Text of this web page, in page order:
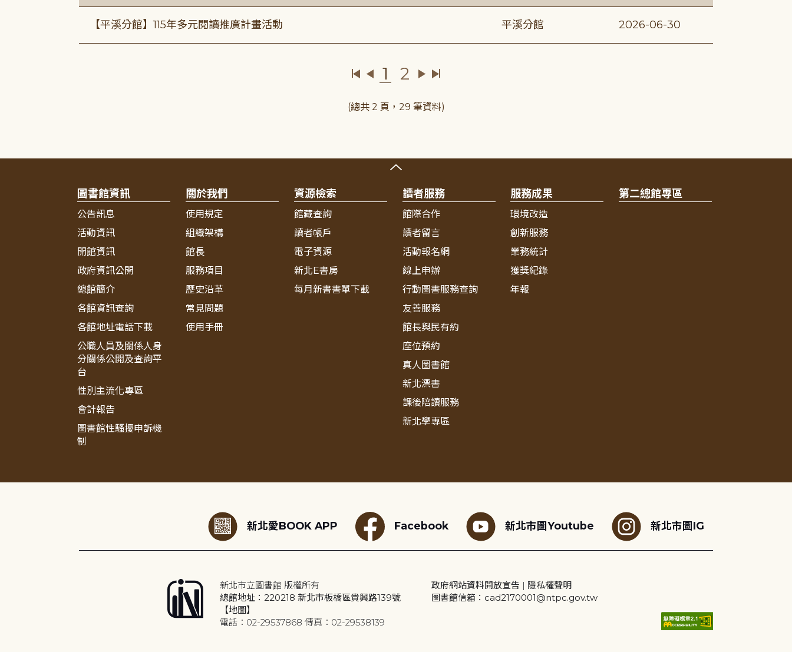
【平溪分館】115年多元閱讀推廣計畫活動 平溪分館 2026-06-30
1 2
(總共 2 頁，29 筆資料)
圖書館資訊
公告訊息
活動資訊
開館資訊
政府資訊公開
總館簡介
各館資訊查詢
各館地址電話下載
公職人員及關係人身
分關係公開及查詢平
台
性別主流化專區
會計報告
圖書館性騷擾申訴機
制
關於我們
使用規定
組織架構
館長
服務項目
歷史沿革
常見問題
使用手冊
資源檢索
館藏查詢
讀者帳戶
電子資源
新北E書房
每月新書書單下載
讀者服務
館際合作
讀者留言
活動報名網
線上申辦
行動圖書服務查詢
友善服務
館長與民有約
座位預約
真人圖書館
新北漂書
課後陪讀服務
新北學專區
服務成果
環境改造
創新服務
業務統計
獲獎紀錄
年報
第二總館專區
新北愛BOOK APP Facebook 新北市圖Youtube 新北市圖IG
新北市立圖書館 版權所有
總館地址：220218 新北市板橋區貴興路139號
【地圖】
電話：02-29537868 傳真：02-29538139
政府網站資料開放宣告 | 隱私權聲明
圖書館信箱：cad2170001@ntpc.gov.tw